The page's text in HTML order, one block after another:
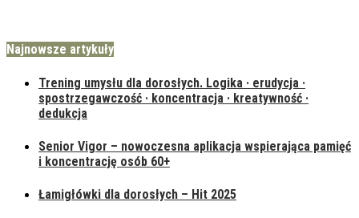
Najnowsze artykuły
Trening umysłu dla dorosłych. Logika · erudycja ·
spostrzegawczość · koncentracja · kreatywność ·
dedukcja
Senior Vigor – nowoczesna aplikacja wspierająca pamięć
i koncentrację osób 60+
Łamigłówki dla dorosłych – Hit 2025